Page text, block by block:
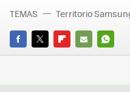
FACEBOOK
TWITTERFLIPBOARD
E-
TEMAS Territorio